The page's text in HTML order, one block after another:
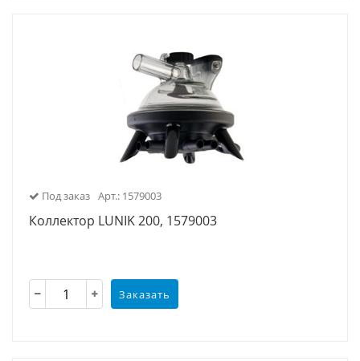
Под заказ Арт.: 1579003
Коллектор LUNIK 200, 1579003
Заказать